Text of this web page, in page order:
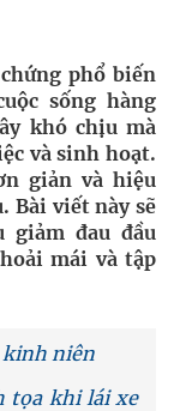
phổ biến
sống hàng
khó chịu mà
và sinh hoạt.
giản và hiệu
Bài viết này sẽ
giảm đau đầu
mái và tập
kinh niên
tọa khi lái xe